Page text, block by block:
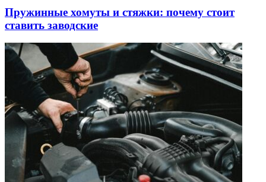
Пружинные хомуты и стяжки: почему стоит
ставить заводские